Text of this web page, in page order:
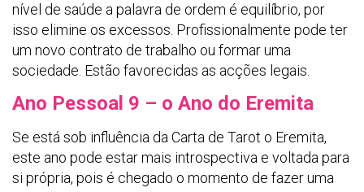
nível de saúde a palavra de ordem é equilíbrio, por
isso elimine os excessos. Profissionalmente pode ter
um novo contrato de trabalho ou formar uma
sociedade. Estão favorecidas as acções legais.
Ano Pessoal 9 – o Ano do Eremita
Se está sob influência da Carta de Tarot o Eremita,
este ano pode estar mais introspectiva e voltada para
si própria, pois é chegado o momento de fazer uma